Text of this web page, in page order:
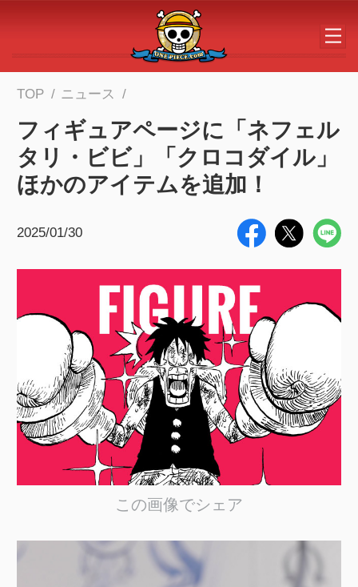
メインコンテンツへスキップする
TOP ニュース
フィギュアページに「ネフェル
タリ・ビビ」「クロコダイル」
ほかのアイテムを追加！
2025/01/30
この画像でシェア